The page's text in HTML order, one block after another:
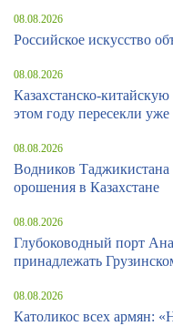
08.08.2026
Российское искусство
08.08.2026
Казахстанско-
этом году пересекли
08.08.2026
Водников Таджикистана
орошения в Казахстане
08.08.2026
Глубоководный порт
принадлежать
08.08.2026
Католикос всех армян: